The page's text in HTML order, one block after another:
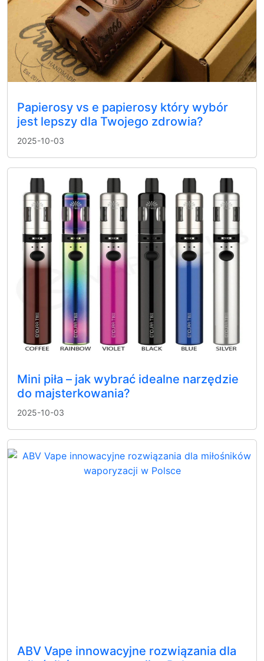
Papierosy vs e papierosy który wybór
jest lepszy dla Twojego zdrowia?
2025-10-03
Mini piła – jak wybrać idealne narzędzie
do majsterkowania?
2025-10-03
ABV Vape innowacyjne rozwiązania dla